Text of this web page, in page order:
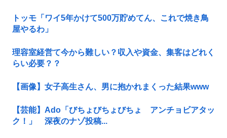
トッモ「ワイ5年かけて500万貯めてん、これで焼き鳥
屋やるわ」
理容室経営て今から難しい？収入や資金、集客はどれく
らい必要？？
【画像】女子高生さん、男に抱かれまくった結果www
【芸能】Ado「びちょびちょびちょ アンチョビアタッ
ク！」 深夜のナゾ投稿...